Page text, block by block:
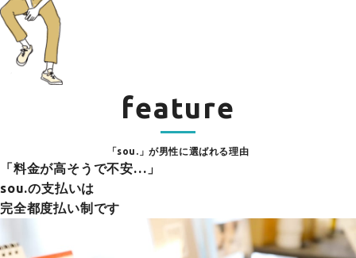
feature
「sou.」が男性に選ばれる理由
「料金が高そうで不安…」
sou.の支払いは
完全都度払い制です